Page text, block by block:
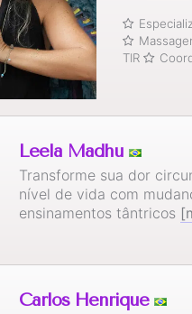
TIR
Leela Madhu
Transforme sua dor
nível de vida com
ensinamentos tântricos
Carlos Henrique